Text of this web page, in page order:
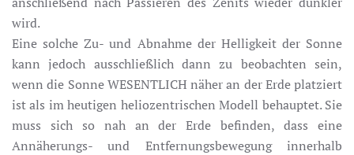
wird.
Eine solche Zu- und Abnahme der Helligkeit der Sonne
kann jedoch ausschließlich dann zu beobachten sein,
wenn die Sonne WESENTLICH näher an der Erde platziert
ist als im heutigen heliozentrischen Modell behauptet. Sie
muss sich so nah an der Erde befinden, dass eine
Annäherungs- und Entfernungsbewegung innerhalb